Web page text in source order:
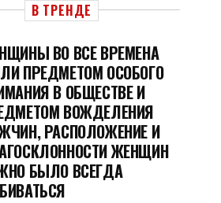
В ТРЕНДЕ
ВО ВСЕ ВРЕМЕНА
ПРЕДМЕТОМ ОСОБОГО
В ОБЩЕСТВЕ И
ВОЖДЕЛЕНИЯ
РАСПОЛОЖЕНИЕ И
ЖЕНЩИН
БЫЛО ВСЕГДА